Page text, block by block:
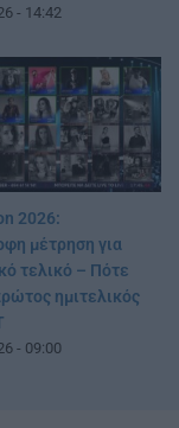
- 14:42
2026:
μέτρηση για
τελικό – Πότε
ημιτελικός
- 09:00